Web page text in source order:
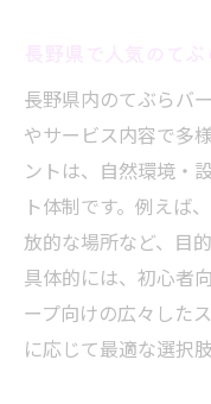
ンタル活用
長野県の新
トとは
快適さ重視
び方
長野県バー
長野県内のてぶらバ
やサービス内容で多
ントは、自然環境・
ト体制です。例えば
放的な場所など、目
具体的には、初心者
ープ向けの広々した
に応じて最適な選択